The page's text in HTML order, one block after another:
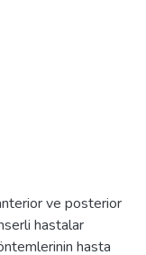
ve posterior
hastalar
hasta